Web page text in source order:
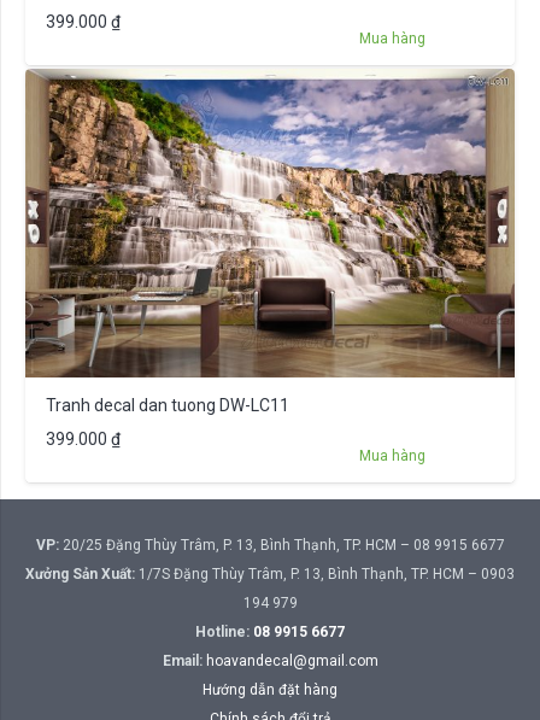
399.000 ₫
Mua hàng
Tranh decal dan tuong DW-LC11
399.000 ₫
Mua hàng
VP:20/25 Đặng Thùy Trâm, P. 13, Bình Thạnh, TP. HCM – 08 9915 6677
Xưởng Sản Xuất: 1/7S Đặng Thùy Trâm, P. 13, Bình Thạnh, TP. HCM – 0903
194 979
Hotline: 08 9915 6677
Email: hoavandecal@gmail.com
Hướng dẫn đặt hàng